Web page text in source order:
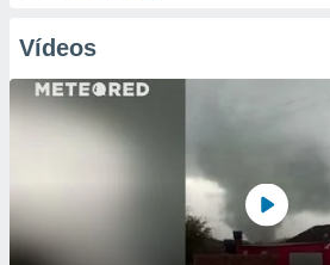
Vídeos